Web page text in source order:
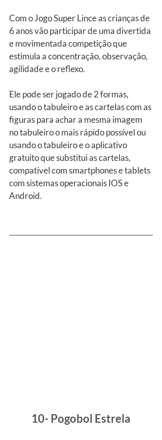
Com o Jogo Super Lince as crianças de
6 anos vão participar de uma divertida
e movimentada competição que
estimula a concentração, observação,
agilidade e o reflexo.
Ele pode ser jogado de 2 formas,
usando o tabuleiro e as cartelas com as
figuras para achar a mesma imagem
no tabuleiro o mais rápido possível ou
usando o tabuleiro e o aplicativo
gratuito que substitui as cartelas,
compatível com smartphones e tablets
com sistemas operacionais IOS e
Android.
10- Pogobol Estrela